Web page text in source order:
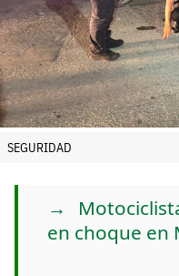
SEGURIDAD
en choque en